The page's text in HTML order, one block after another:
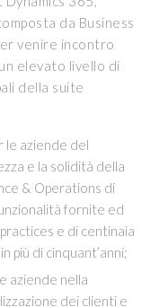
da Business
venire incontro
elevato livello di
della suite
le aziende del
e la solidità della
& Operations di
fornite ed
e di centinaia
più di cinquant’anni;
aziende nella
dei clienti e